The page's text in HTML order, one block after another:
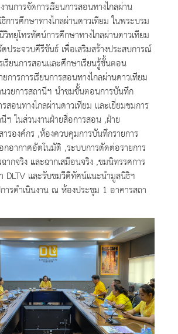
านการจัดการเรียนการสอนทางไกลผ่าน
การศึกษาทางไกลผ่านดาวเทียม ในพระบรม
ยุโทรทัศน์การศึกษาทางไกลผ่านดาวเทียม
ประจวบคีรีขันธ์ เพื่อเสริมสร้างประสบการณ์
รียนการสอนและศึกษาเรียนรู้ขั้นตอน
การการเรียนการสอนทางไกลผ่านดาวเทียม
วยการสถานีฯ นำชมขั้นตอนการบันทึก
รสอนทางไกลผ่านดาวเทียม และเยี่ยมชมการ
ฯ ในส่วนงานฝ่ายสื่อการสอน ,ฝ่าย
รองค์กร ,ห้องควบคุมการบันทึกรายการ
อากาศอัตโนมัติ ,ระบบการตัดต่อรายการ
ากจริง และฉากเสมือนจริง ,ชมนิทรรศการ
DLTV และรับชมวีดีทัศน์แนะนำมูลนิธิฯ
ารดำเนินงาน ณ ห้องประชุม 1 อาคารสถา